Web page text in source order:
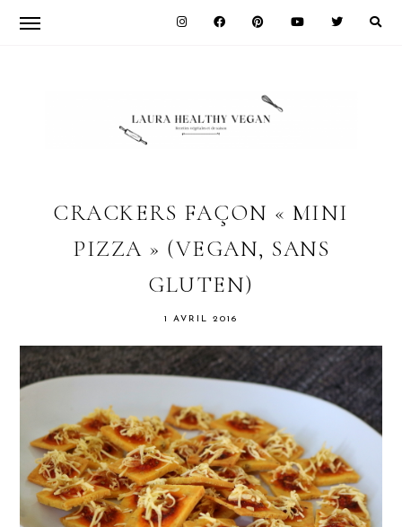
HEALTHY
VEGAN
CRACKERS FAÇON « MINI
PIZZA » (VEGAN, SANS
GLUTEN)
1 AVRIL 2016